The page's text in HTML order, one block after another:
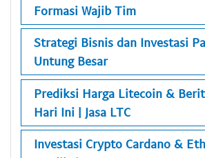
Formasi Wajib Tim
Strategi Bisnis dan Investasi
Untung Besar
Prediksi Harga Litecoin &
Hari Ini | Jasa LTC
Investasi Crypto Cardano &